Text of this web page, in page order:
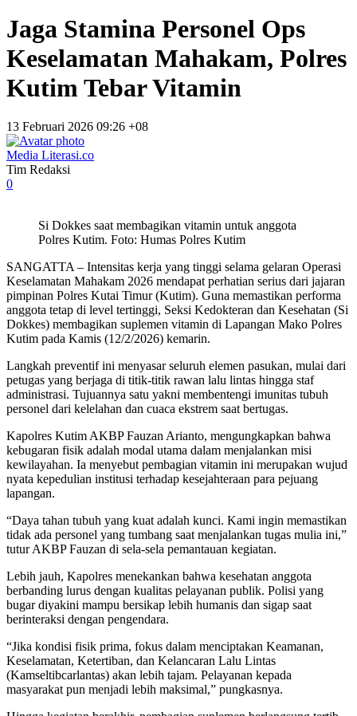
Jaga Stamina Personel Ops
Keselamatan Mahakam, Polres
Kutim Tebar Vitamin
13 Februari 2026 09:26 +08
Media Literasi.co
Tim Redaksi
0
Si Dokkes saat membagikan vitamin untuk anggota
Polres Kutim. Foto: Humas Polres Kutim
SANGATTA – Intensitas kerja yang tinggi selama gelaran Operasi
Keselamatan Mahakam 2026 mendapat perhatian serius dari jajaran
pimpinan Polres Kutai Timur (Kutim). Guna memastikan performa
anggota tetap di level tertinggi, Seksi Kedokteran dan Kesehatan (Si
Dokkes) membagikan suplemen vitamin di Lapangan Mako Polres
Kutim pada Kamis (12/2/2026) kemarin.
Langkah preventif ini menyasar seluruh elemen pasukan, mulai dari
petugas yang berjaga di titik-titik rawan lalu lintas hingga staf
administrasi. Tujuannya satu yakni membentengi imunitas tubuh
personel dari kelelahan dan cuaca ekstrem saat bertugas.
Kapolres Kutim AKBP Fauzan Arianto, mengungkapkan bahwa
kebugaran fisik adalah modal utama dalam menjalankan misi
kewilayahan. Ia menyebut pembagian vitamin ini merupakan wujud
nyata kepedulian institusi terhadap kesejahteraan para pejuang
lapangan.
“Daya tahan tubuh yang kuat adalah kunci. Kami ingin memastikan
tidak ada personel yang tumbang saat menjalankan tugas mulia ini,”
tutur AKBP Fauzan di sela-sela pemantauan kegiatan.
Lebih jauh, Kapolres menekankan bahwa kesehatan anggota
berbanding lurus dengan kualitas pelayanan publik. Polisi yang
bugar diyakini mampu bersikap lebih humanis dan sigap saat
berinteraksi dengan pengendara.
“Jika kondisi fisik prima, fokus dalam menciptakan Keamanan,
Keselamatan, Ketertiban, dan Kelancaran Lalu Lintas
(Kamseltibcarlantas) akan lebih tajam. Pelayanan kepada
masyarakat pun menjadi lebih maksimal,” pungkasnya.